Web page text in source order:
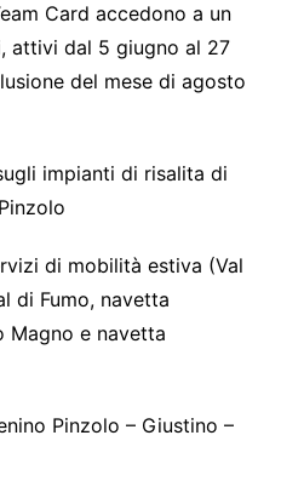
Card accedono a un
attivi dal 5 giugno al 27
del mese di agosto
impianti di risalita di
di mobilità estiva (Val
di Fumo, navetta
Magno e navetta
Pinzolo – Giustino –